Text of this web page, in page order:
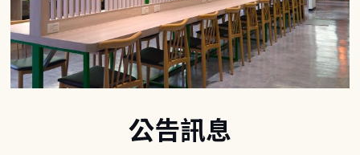
公告訊息